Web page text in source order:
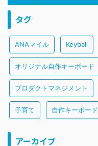
タグ
ANAマイル Keyball
オリジナル自作キーボード
プロダクトマネジメント
子育て 自作キーボード
アーカイブ